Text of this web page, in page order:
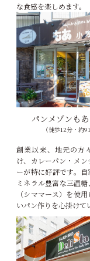
な食感を楽しめます。
パンメゾンも
（徒歩12分・約
創業以来、地元の方
け、カレーパン・メ
ーが特に好評です。
ミネラル豊富な三温
（シママース）を使
いパン作りを心掛けて